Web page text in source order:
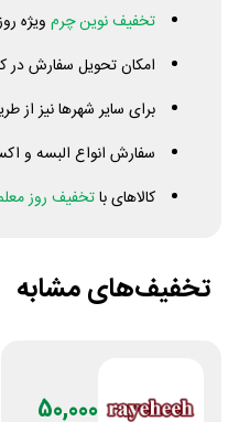
تخفیف نوین چرم ویژه
امکان تحویل سفارش در کمتر از 3 ساعت
برای سایر شهرها نیز
سفارش انواع البسه و
کالاهای باتخفیف روز
تخفیف‌های مشابه
50,000